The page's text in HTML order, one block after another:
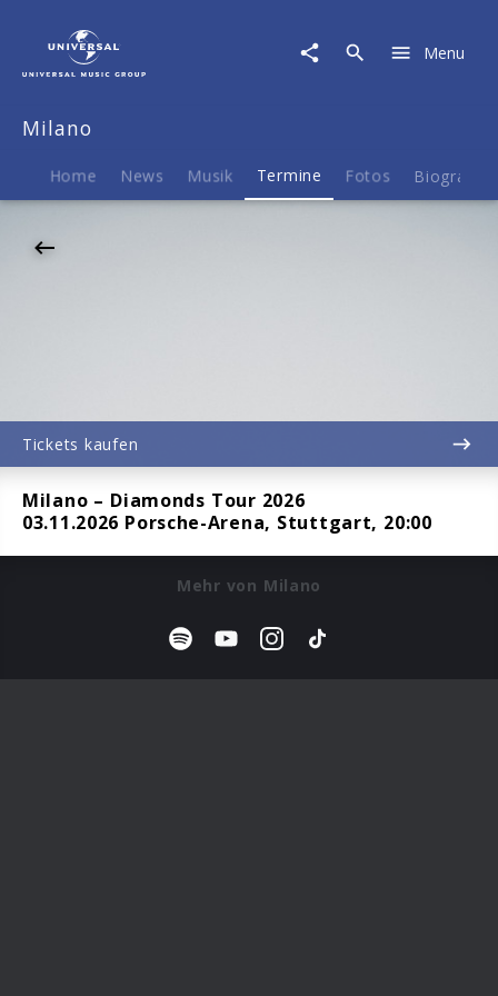
03.11.2026
Porsche-
Stuttgart,
Menu
Milano
Home News Musik Termine Fotos Biografie
Milano – Diamonds Tour 2026
03.11.2026 Porsche-Arena, Stuttgart, 20:00
Tickets kaufen
Mehr von Milano